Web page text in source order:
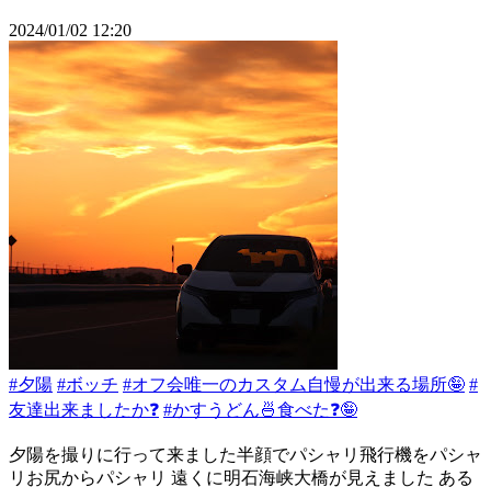
2024/01/02 12:20
#夕陽 #ボッチ #オフ会唯一のカスタム自慢が出来る場所🤪 #
友達出来ましたか❓️ #かすうどん🍜食べた❓️🤪
夕陽を撮りに行って来ました半顔でパシャリ飛行機をパシャ
リお尻からパシャリ 遠くに明石海峡大橋が見えました ある